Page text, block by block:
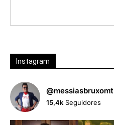
Instagram
@messiasbruxomt
15,4k Seguidores